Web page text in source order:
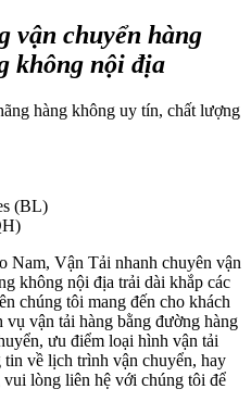
vận chuyển hàng
không nội địa
hàng không uy tín, chất lượng
(BL)
Nam, Vận Tải nhanh chuyên vận
không nội địa trải dài khắp các
chúng tôi mang đến cho khách
vận tải hàng bằng đường hàng
ưu điểm loại hình vận tải
về lịch trình vận chuyển, hay
lòng liên hệ với chúng tôi để